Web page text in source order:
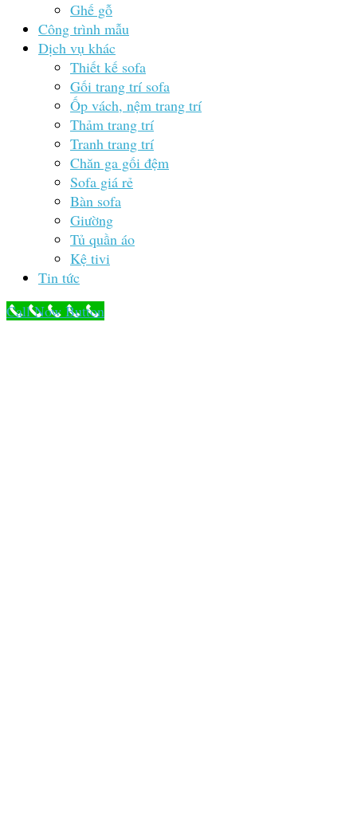
Ghế gỗ
Công trình mẫu
Dịch vụ khác
Thiết kế sofa
Gối trang trí sofa
Ốp vách, nệm trang trí
Thảm trang trí
Tranh trang trí
Chăn ga gối đệm
Sofa giá rẻ
Bàn sofa
Giường
Tủ quần áo
Kệ tivi
Tin tức
Call Now Button